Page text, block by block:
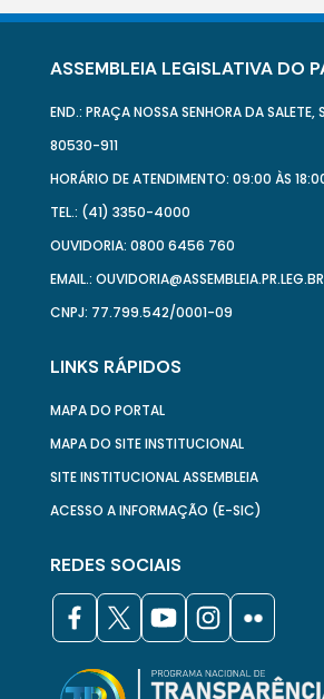
ASSEMBLEIA LEGISLATIVA DO
END.: PRAÇA NOSSA SENHORA DA
80530-911
HORÁRIO DE ATENDIMENTO: 09:00 ÀS
TEL.: (41) 3350-4000
OUVIDORIA: 0800 6456 760
EMAIL.: OUVIDORIA@ASSEMBLEIA.PR.LEG.BR
CNPJ: 77.799.542/0001-09
LINKS RÁPIDOS
MAPA DO PORTAL
MAPA DO SITE INSTITUCIONAL
SITE INSTITUCIONAL ASSEMBLEIA
ACESSO A INFORMAÇÃO (E-SIC)
REDES SOCIAIS